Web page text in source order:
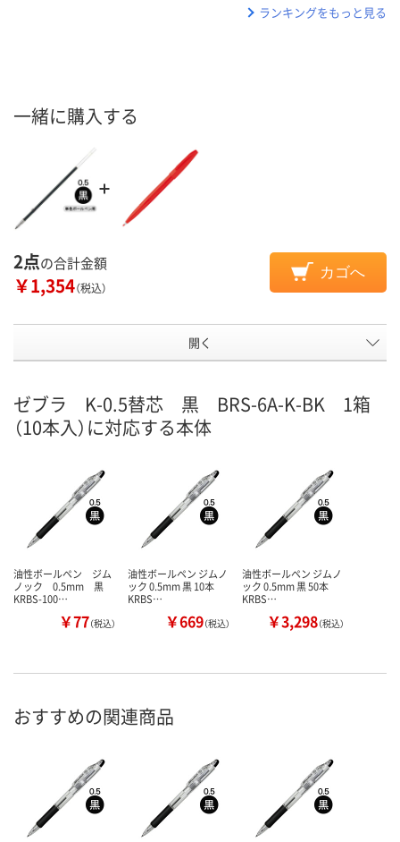
ランキングをもっと見る
一緒に購入する
2点の合計金額
￥1,354（税込）
カゴへ
開く
ゼブラ K-0.5替芯 黒 BRS-6A-K-BK 1箱
（10本入）に対応する本体
油性ボールペン ジム
ノック 0.5mm 黒
KRBS-100…
￥77（税込）
油性ボールペン ジムノ
ック 0.5mm 黒 10本
KRBS…
￥669（税込）
油性ボールペン ジムノ
ック 0.5mm 黒 50本
KRBS…
￥3,298（税込）
おすすめの関連商品